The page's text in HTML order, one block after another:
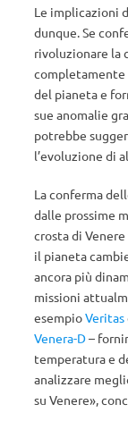
Le implicazioni
dunque. Se
rivoluzionare la
completamente
del pianeta e
sue anomalie
potrebbe
l’evoluzione di
La conferma
dalle prossime
crosta di
il pianeta
ancora più
missioni
esempioVeritas
Venera-D–
temperatura e
analizzare
su Venere»,